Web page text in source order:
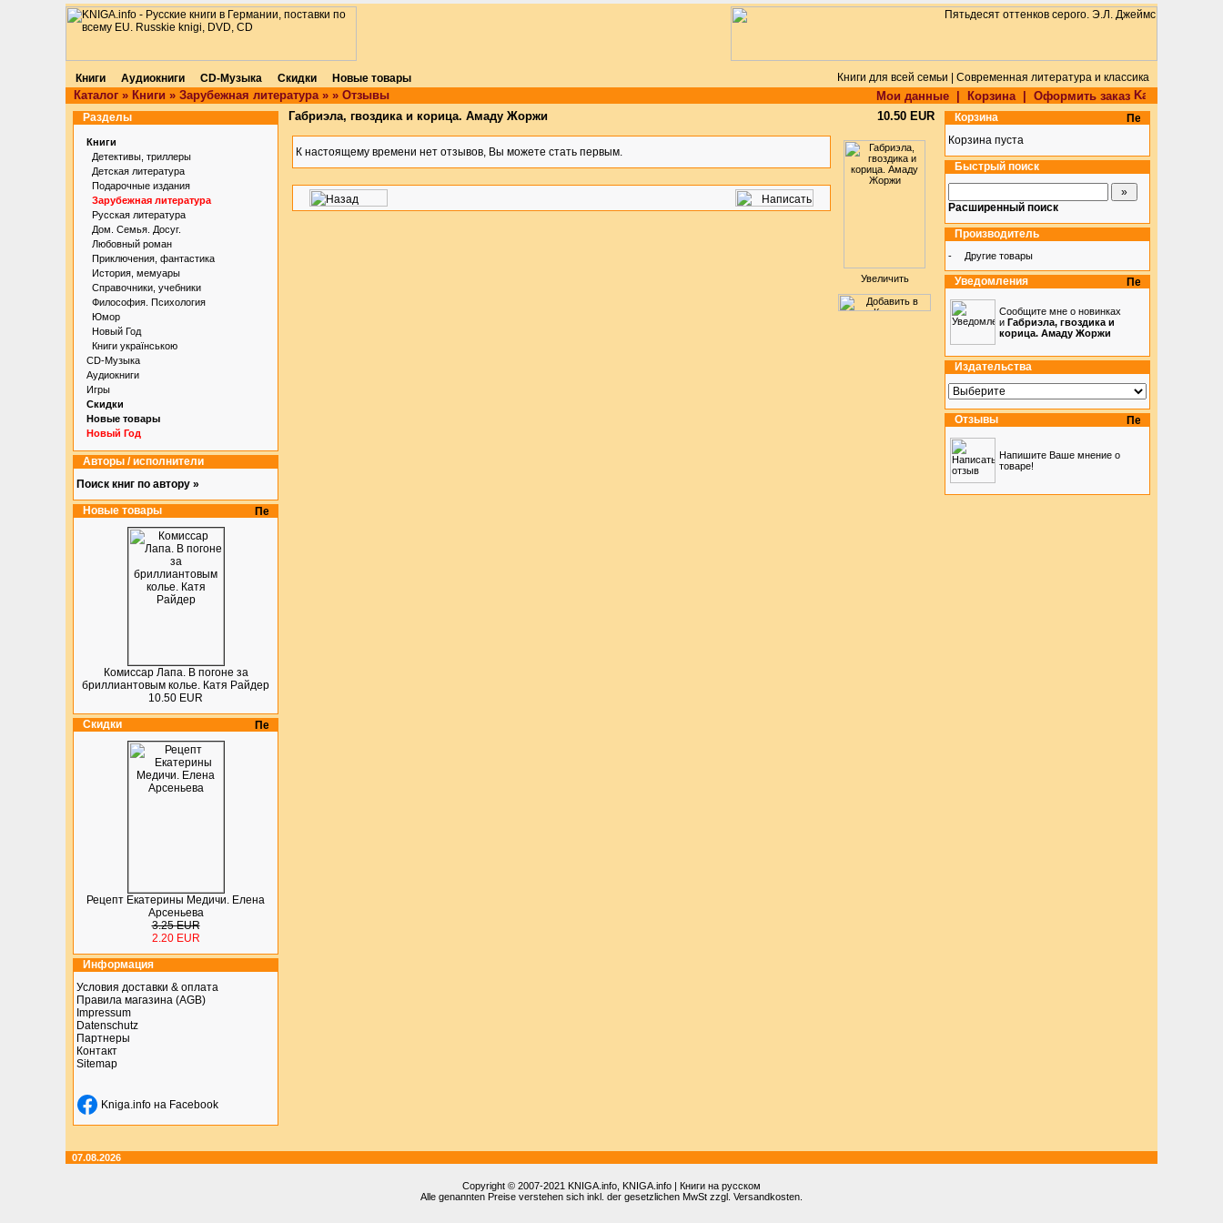
Книги Аудиокниги CD-Музыка Скидки Новые товары Книги для всей семьи | Современная литература и классика
Каталог » Книги » Зарубежная литература» » Отзывы Мои данные Корзина| Оформить заказ
Разделы
Книги
Детективы, триллеры
Детская литература
Подарочные издания
Зарубежная литература
Русская литература
Дом. Семья. Досуг.
Любовный роман
Приключения, фантастика
История, мемуары
Справочники, учебники
Философия. Психология
Юмор
Новый Год
Книги українською
CD-Музыка
Аудиокниги
Игры
Скидки
Новые товары
Новый Год
Авторы / исполнители
Поиск книг по автору »
Новые товары
Комиссар Лапа. В погоне за
бриллиантовым колье. Катя Райдер
10.50 EUR
Скидки
Рецепт Екатерины Медичи. Елена
Арсеньева
3.25 EUR
2.20 EUR
Информация
Условия доставки & оплата
Правила магазина (AGB)
Impressum
Datenschutz
Партнеры
Контакт
Sitemap
Kniga.info на Facebook
Габриэла, гвоздика и корица. Амаду Жоржи 10.50 EUR
К настоящему времени нет отзывов, Вы можете стать первым.
Увеличить
Корзина
Корзина пуста
Быстрый поиск
Расширенный поиск
Производитель
- Другие товары
Уведомления
Сообщите мне о новинках
и Габриэла, гвоздика и
корица. Амаду Жоржи
Издательства
Отзывы
Напишите Ваше мнение о
товаре!
07.08.2026
Copyright © 2007-2021 KNIGA.info , KNIGA.info | Книги на русском
Alle genannten Preise verstehen sich inkl. der gesetzlichen MwSt zzgl. Versandkosten.